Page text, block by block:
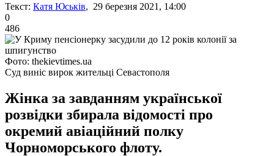
Текст: Катя Юськів, 29 березня 2021, 14:00
0
486
Фото: thekievtimes.ua
Суд виніс вирок жительці Севастополя
Жінка за завданням української
розвідки збирала відомості про
окремий авіаційний полку
Чорноморського флоту.